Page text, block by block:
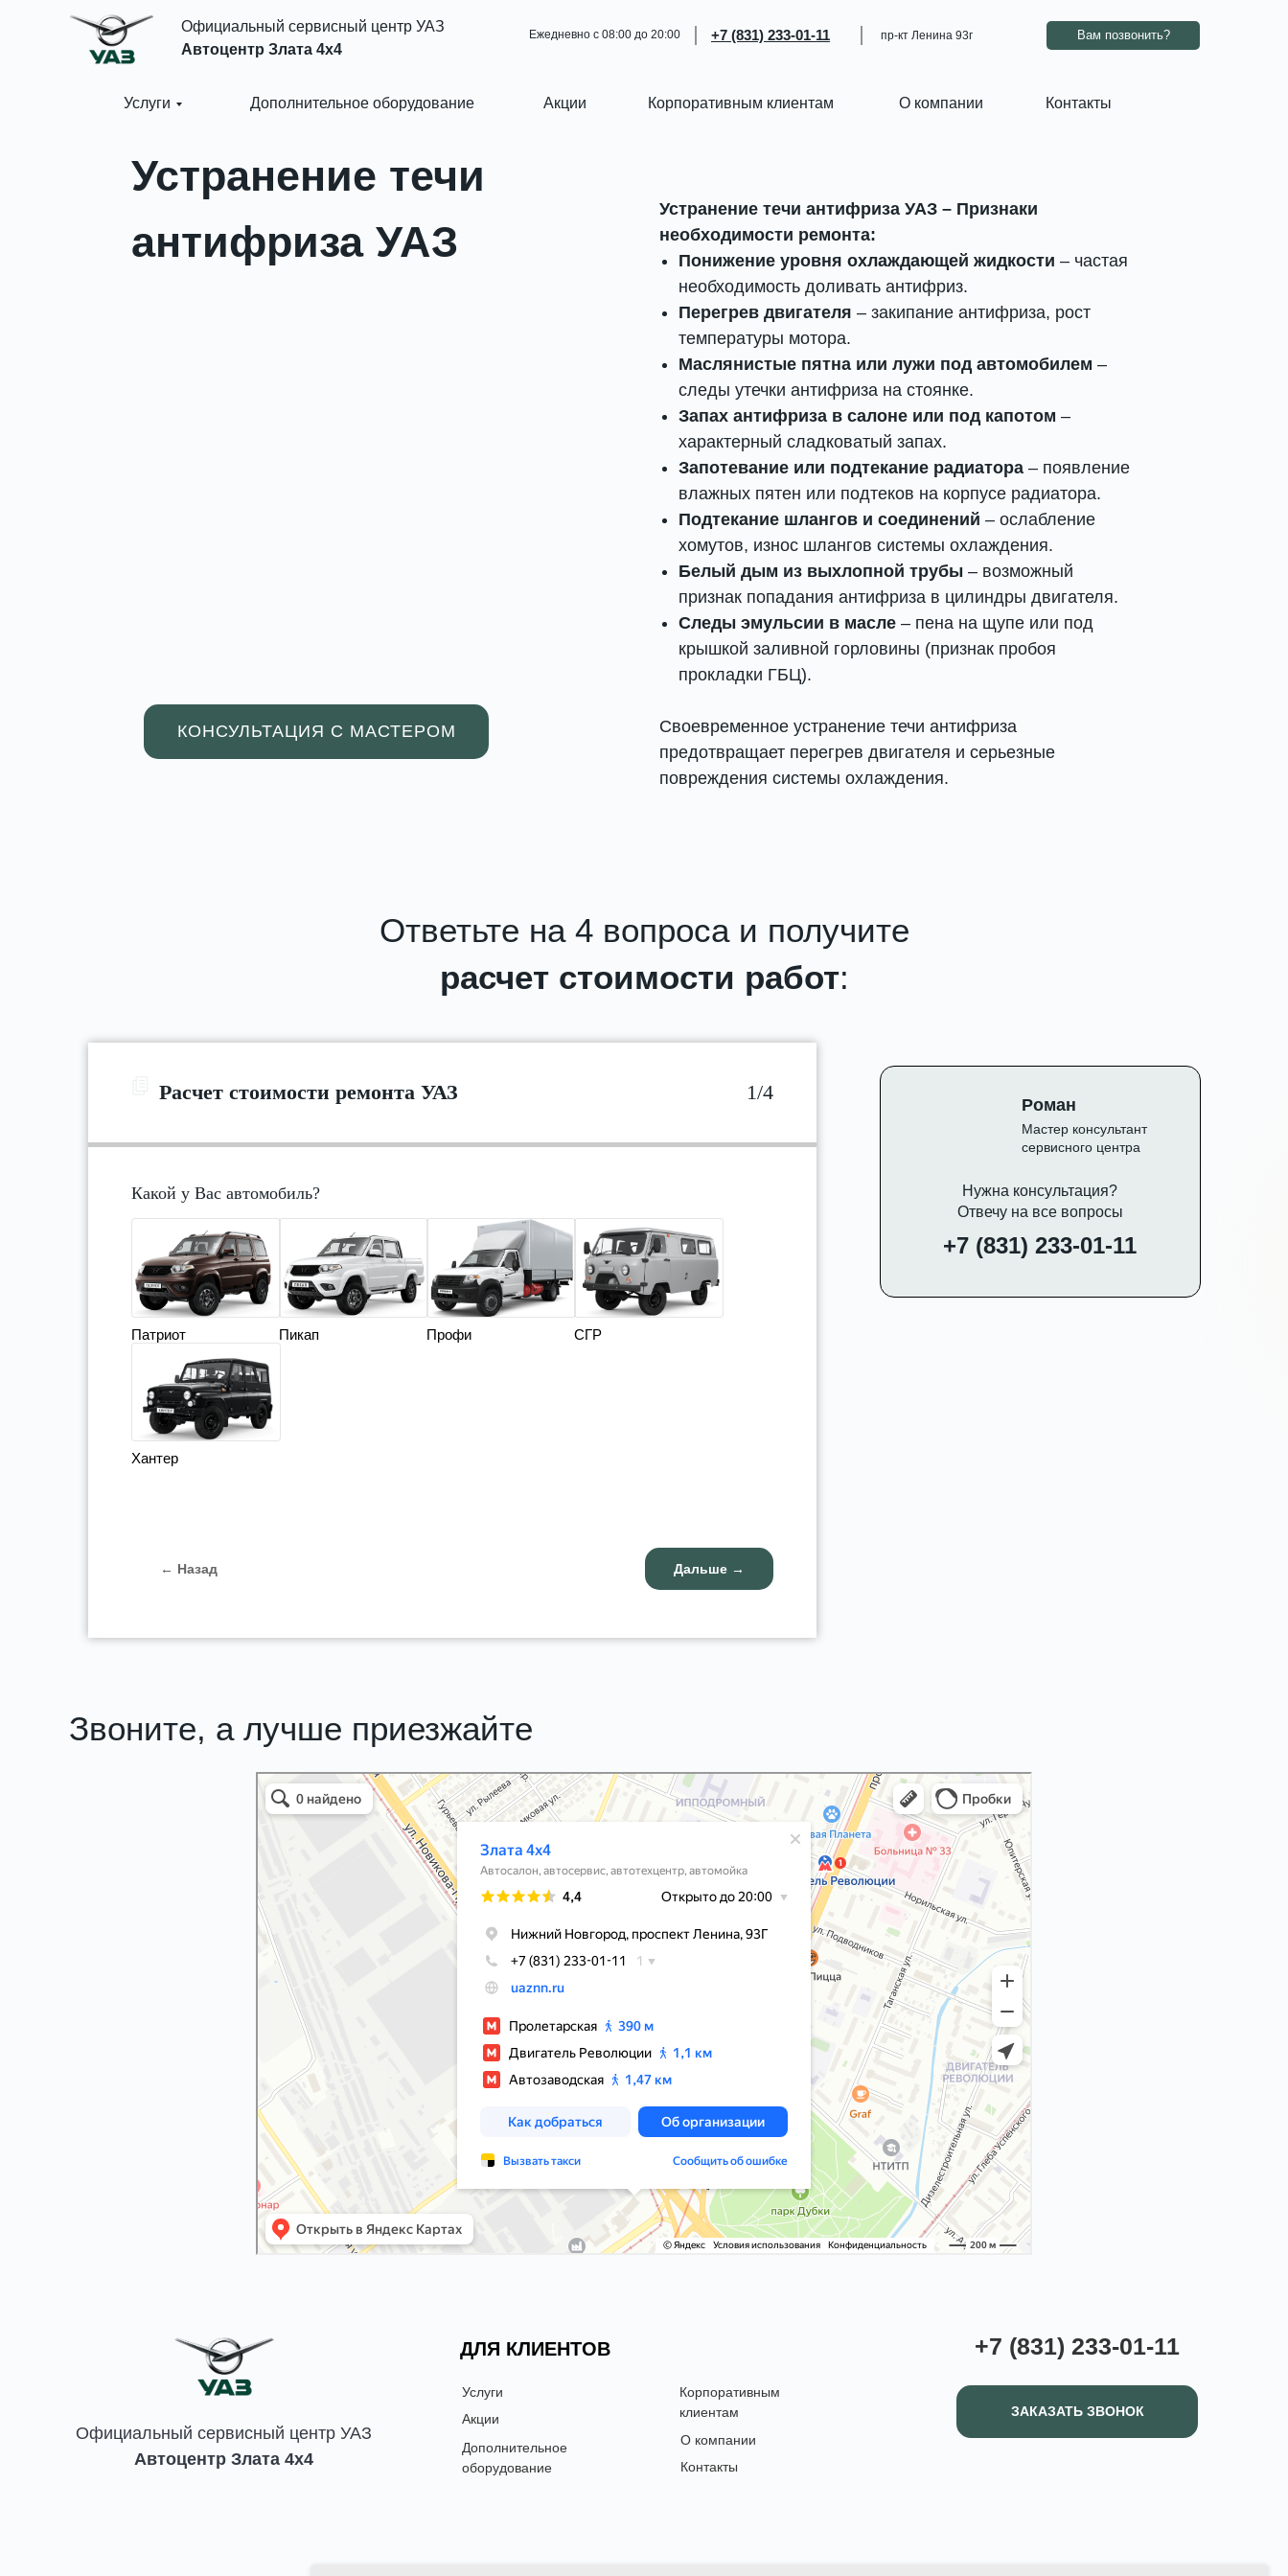
Акции
+7 (831) 233-01-11 пр-кт Ленина 93г
О компании
Вам позвонить?
Официальный сервисный центр УАЗ
Автоцентр Злата 4x4
Контакты
Корпоративным клиентам
Дополнительное оборудование
Ежедневно с 08:00 до 20:00
Услуги
Устранение течи
антифриза УАЗ
Устранение течи антифриза УАЗ – Признаки
необходимости ремонта:
Понижение уровня охлаждающей жидкости – частая
необходимость доливать антифриз.
Перегрев двигателя – закипание антифриза, рост
температуры мотора.
Маслянистые пятна или лужи под автомобилем –
следы утечки антифриза на стоянке.
Запах антифриза в салоне или под капотом –
характерный сладковатый запах.
Запотевание или подтекание радиатора – появление
влажных пятен или подтеков на корпусе радиатора.
Подтекание шлангов и соединений – ослабление
хомутов, износ шлангов системы охлаждения.
Белый дым из выхлопной трубы – возможный
признак попадания антифриза в цилиндры двигателя.
Следы эмульсии в масле – пена на щупе или под
крышкой заливной горловины (признак пробоя
прокладки ГБЦ).
Своевременное устранение течи антифриза
предотвращает перегрев двигателя и серьезные
повреждения системы охлаждения.
КОНСУЛЬТАЦИЯ С МАСТЕРОМ
Нужна консультация?
Отвечу на все вопросы
+7 (831) 233-01-11
Ответьте на 4 вопроса и получите
расчет стоимости работ:
Роман
Мастер консультант
сервисного центра
Расчет стоимости ремонта УАЗ 1/4
Какой у Вас автомобиль?
Патриот Пикап Профи СГР
Хантер
← Назад Дальше →
Звоните, а лучше приезжайте
Автосалон в Нижнем Новгороде
Автосервис, автотехцентр в Нижнем Новгороде
УСЛУГИ
ДЛЯ КЛИЕНТОВ
Официальный сервисный центр УАЗ
Автоцентр Злата 4x4
+7 (831) 233-01-11
Услуги
Акции
Дополнительное
оборудование
Корпоративным
клиентам
ЗАКАЗАТЬ ЗВОНОК
О компании
Контакты